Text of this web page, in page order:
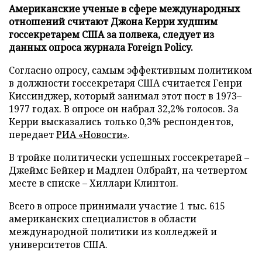
Американские ученые в сфере международных
отношений считают Джона Керри худшим
госсекретарем США за полвека, следует из
данных опроса журнала Foreign Policy.
Согласно опросу, самым эффективным политиком
в должности госсекретаря США считается Генри
Киссинджер, который занимал этот пост в 1973–
1977 годах. В опросе он набрал 32,2% голосов. За
Керри высказались только 0,3% респондентов,
передаетРИА «Новости».
В тройке политически успешных госсекретарей –
Джеймс Бейкер и Мадлен Олбрайт, на четвертом
месте в списке – Хиллари Клинтон.
Всего в опросе принимали участие 1 тыс. 615
американских специалистов в области
международной политики из колледжей и
университетов США.